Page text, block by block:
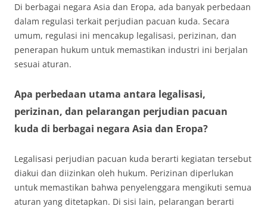
Di berbagai negara Asia dan Eropa, ada banyak perbedaan
dalam regulasi terkait perjudian pacuan kuda. Secara
umum, regulasi ini mencakup legalisasi, perizinan, dan
penerapan hukum untuk memastikan industri ini berjalan
sesuai aturan.
Apa perbedaan utama antara legalisasi,
perizinan, dan pelarangan perjudian pacuan
kuda di berbagai negara Asia dan Eropa?
Legalisasi perjudian pacuan kuda berarti kegiatan tersebut
diakui dan diizinkan oleh hukum. Perizinan diperlukan
untuk memastikan bahwa penyelenggara mengikuti semua
aturan yang ditetapkan. Di sisi lain, pelarangan berarti